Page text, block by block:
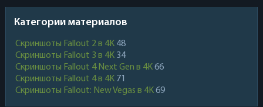
Категории материалов
Скриншоты Fallout 2 в 4K 48
Скриншоты Fallout 3 в 4K 34
Скриншоты Fallout 4 Next Gen в 4K66
Скриншоты Fallout 4 в 4K 71
Скриншоты Fallout: New Vegas в 4K69